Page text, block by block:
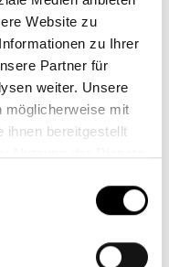
Website zu
zu Ihrer
Partner für
weiter. Unsere
möglicherweise mit
ihnen bereitgestellt
sind wir als
nach Umständen
Tätigkeit
unberührt.
erst ab dem